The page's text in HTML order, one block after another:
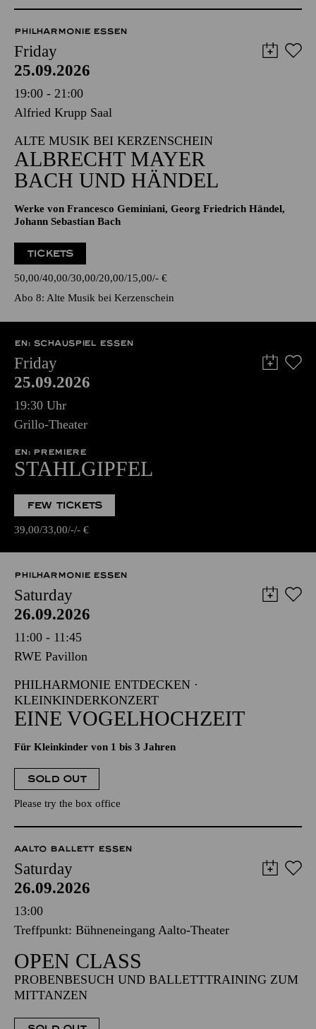
PHILHARMONIE ESSEN
Friday
25.09.2026
19:00 - 21:00
Alfried Krupp Saal
ALTE MUSIK BEI KERZENSCHEIN
ALBRECHT MAYER
BACH UND HÄNDEL
Werke von Francesco Geminiani, Georg Friedrich Händel,
Johann Sebastian Bach
TICKETS
50,00 40,00 30,00 20,00 15,00 - €
Abo 8: Alte Musik bei Kerzenschein
EN: SCHAUSPIEL ESSEN
Friday
25.09.2026
19:30 Uhr
Grillo-Theater
EN: PREMIERE
STAHLGIPFEL
FEW TICKETS
39,00 33,00 - - €
PHILHARMONIE ESSEN
Saturday
26.09.2026
11:00 - 11:45
RWE Pavillon
PHILHARMONIE ENTDECKEN ·
KLEINKINDERKONZERT
EINE VOGELHOCHZEIT
Für Kleinkinder von 1 bis 3 Jahren
SOLD OUT
Please try the box office
AALTO BALLETT ESSEN
Saturday
26.09.2026
13:00
Treffpunkt: Bühneneingang Aalto-Theater
OPEN CLASS
PROBENBESUCH UND BALLETTTRAINING ZUM
MITTANZEN